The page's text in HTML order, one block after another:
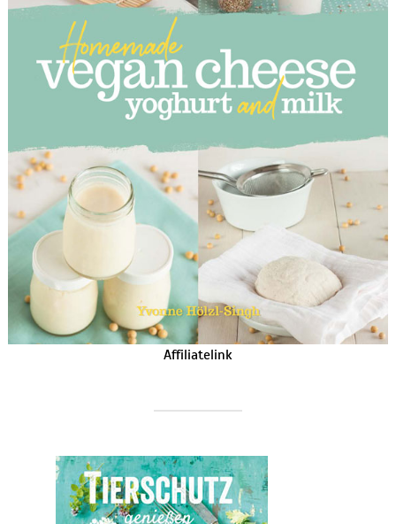
Affiliatelink